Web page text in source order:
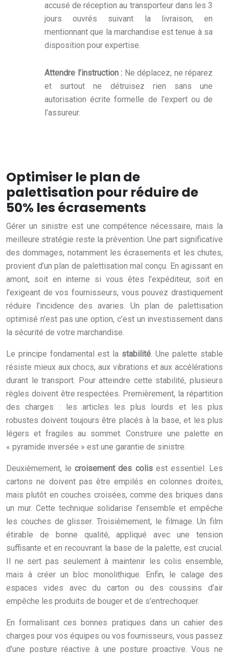
accusé de réception au transporteur dans les 3
jours ouvrés suivant la livraison, en
mentionnant que la marchandise est tenue à sa
disposition pour expertise.
Attendre l’instruction : Ne déplacez, ne réparez
et surtout ne détruisez rien sans une
autorisation écrite formelle de l’expert ou de
l’assureur.
Optimiser le plan de
palettisation pour réduire de
50% les écrasements
Gérer un sinistre est une compétence nécessaire, mais la
meilleure stratégie reste la prévention. Une part significative
des dommages, notamment les écrasements et les chutes,
provient d’un plan de palettisation mal conçu. En agissant en
amont, soit en interne si vous êtes l’expéditeur, soit en
l’exigeant de vos fournisseurs, vous pouvez drastiquement
réduire l’incidence des avaries. Un plan de palettisation
optimisé n’est pas une option, c’est un investissement dans
la sécurité de votre marchandise.
Le principe fondamental est la stabilité. Une palette stable
résiste mieux aux chocs, aux vibrations et aux accélérations
durant le transport. Pour atteindre cette stabilité, plusieurs
règles doivent être respectées. Premièrement, la répartition
des charges : les articles les plus lourds et les plus
robustes doivent toujours être placés à la base, et les plus
légers et fragiles au sommet. Construire une palette en
« pyramide inversée » est une garantie de sinistre.
Deuxièmement, lecroisement des colisest essentiel. Les
cartons ne doivent pas être empilés en colonnes droites,
mais plutôt en couches croisées, comme des briques dans
un mur. Cette technique solidarise l’ensemble et empêche
les couches de glisser. Troisièmement, le filmage. Un film
étirable de bonne qualité, appliqué avec une tension
suffisante et en recouvrant la base de la palette, est crucial.
Il ne sert pas seulement à maintenir les colis ensemble,
mais à créer un bloc monolithique. Enfin, le calage des
espaces vides avec du carton ou des coussins d’air
empêche les produits de bouger et de s’entrechoquer.
En formalisant ces bonnes pratiques dans un cahier des
charges pour vos équipes ou vos fournisseurs, vous passez
d’une posture réactive à une posture proactive. Vous ne